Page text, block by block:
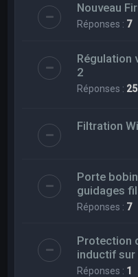
Nouveau
Réponses : 7
Régulation
2
Réponses : 25
Filtration
Porte
guidages
Réponses : 7
Protection
inductif sur
Réponses : 1